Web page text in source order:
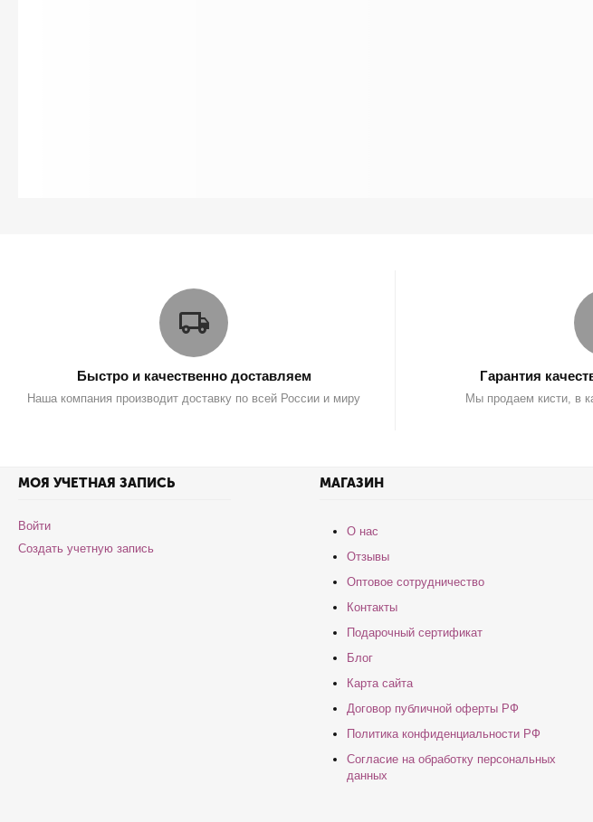
Быстро и качественно доставляем
Наша компания производит доставку по всей России и миру
Гарантия
Мы продаем кисти, в
МОЯ УЧЕТНАЯ ЗАПИСЬ
Войти
Создать учетную запись
МАГАЗИН
О нас
Отзывы
Оптовое сотрудничество
Контакты
Подарочный сертификат
Блог
Карта сайта
Договор публичной оферты РФ
Политика конфиденциальности РФ
Согласие на обработку персональных
данных